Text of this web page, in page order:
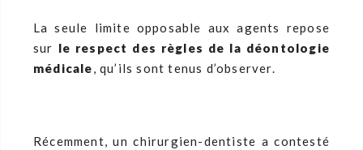
La seule limite opposable aux agents repose
sur le respect des règles de la déontologie
médicale, qu’ils sont tenus d’observer.
Récemment, un chirurgien-dentiste a contesté